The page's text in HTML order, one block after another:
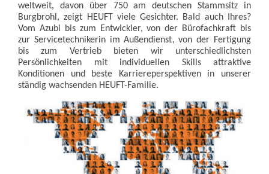
weltweit, davon über 750 am deutschen Stammsitz in
Burgbrohl, zeigt HEUFT viele Gesichter. Bald auch Ihres?
Vom Azubi bis zum Entwickler, von der Bürofachkraft bis
zur Servicetechnikerin im Außendienst, von der Fertigung
bis zum Vertrieb bieten wir unterschiedlichsten
Persönlichkeiten mit individuellen Skills attraktive
Konditionen und beste Karriereperspektiven in unserer
ständig wachsenden HEUFT-Familie.